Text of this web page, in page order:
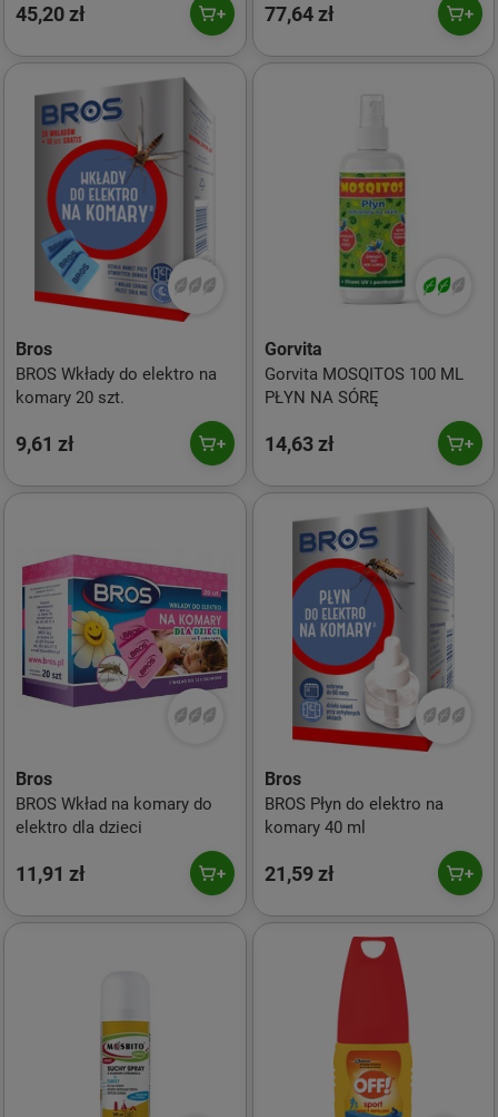
45,20 zł 77,64 zł
Bros
BROS Wkłady do elektro na
komary 20 szt.
9,61 zł
Gorvita
Gorvita MOSQITOS 100 ML
PŁYN NA SÓRĘ
14,63 zł
Bros
BROS Wkład na komary do
elektro dla dzieci
11,91 zł
Bros
BROS Płyn do elektro na
komary 40 ml
21,59 zł